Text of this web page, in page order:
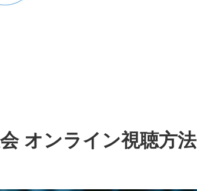
オンライン視聴方法